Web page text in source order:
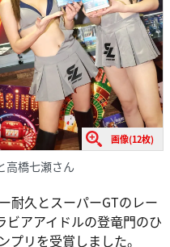
画像(12枚)
高橋七瀬さん
耐久とスーパーGTのレー
ビアアイドルの登竜門のひ
プリを受賞しました。